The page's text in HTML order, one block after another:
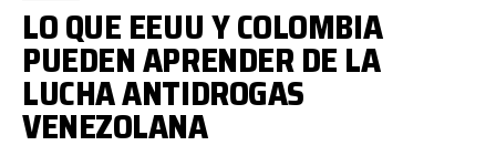
LO QUE EEUU Y COLOMBIA
PUEDEN APRENDER DE LA
LUCHA ANTIDROGAS
VENEZOLANA